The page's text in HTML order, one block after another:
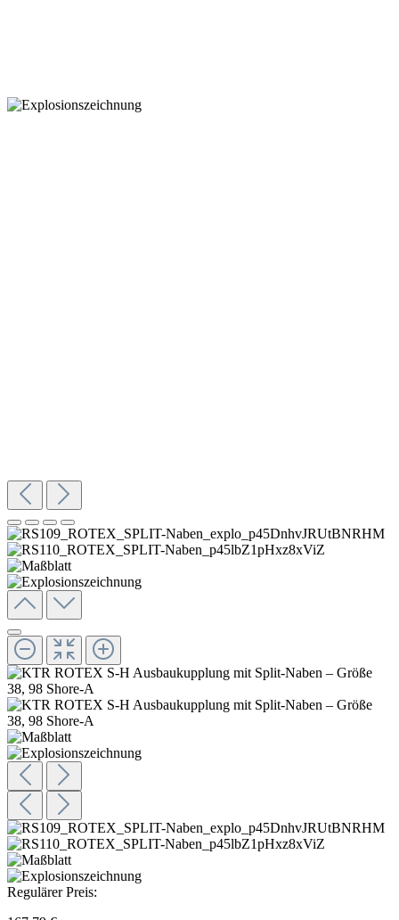
Regulärer Preis: